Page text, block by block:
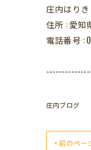
庄内はり
住所 : 愛知
電話番号 :
庄内ブログ
< 前のペー